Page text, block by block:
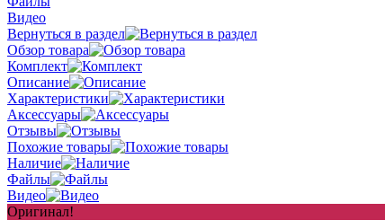
Видео
Вернуться в раздел
Обзор товара
Комплект
Описание
Характеристики
Аксессуары
Отзывы
Похожие товары
Наличие
Файлы
Видео
Оригинал!